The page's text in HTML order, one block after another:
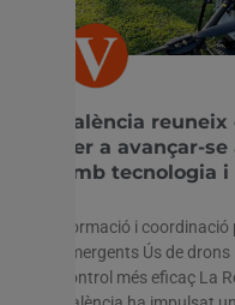
València
per a avançar-
amb tecnologia
Formació i
emergents Ús de
control més eficaç La